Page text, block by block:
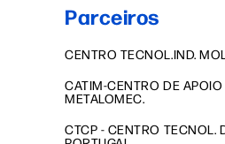
Parceiros
CENTRO TECNOL.IND.
CATIM-CENTRO DE APOIO
METALOMEC.
CTCP - CENTRO TECNOL.